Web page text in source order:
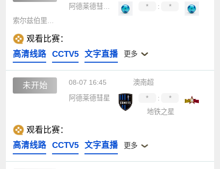
阿德莱德彗星女足后备
* :
*
观看比赛：
高清线路
CCTV5 文字直播 更多
未开始 08-07 16:45
澳南超
阿德莱德彗星
* :
*
地铁之星
观看比赛：
高清线路
CCTV5 文字直播 更多